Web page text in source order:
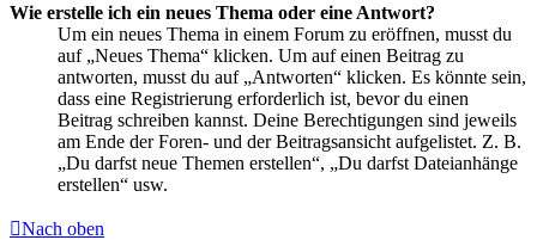
Wie erstelle ich ein neues Thema oder eine Antwort?
Um ein neues Thema in einem Forum zu eröffnen, musst du
auf „Neues Thema“ klicken. Um auf einen Beitrag zu
antworten, musst du auf „Antworten“ klicken. Es könnte sein,
dass eine Registrierung erforderlich ist, bevor du einen
Beitrag schreiben kannst. Deine Berechtigungen sind jeweils
am Ende der Foren- und der Beitragsansicht aufgelistet. Z. B.
„Du darfst neue Themen erstellen“, „Du darfst Dateianhänge
erstellen“ usw.
Nach oben